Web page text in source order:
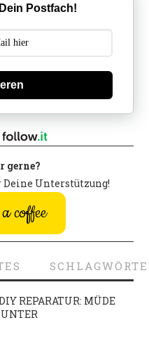
Postfach!
gerne?
Unterstützung!
coffee
REPARATUR: MÜDE